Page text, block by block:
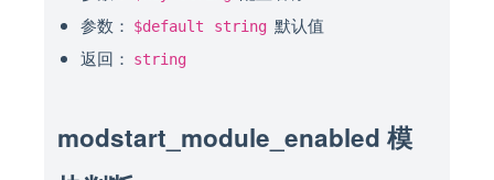
参数：
$default string 默认值
返回：
string
modstart_module_enabled 模